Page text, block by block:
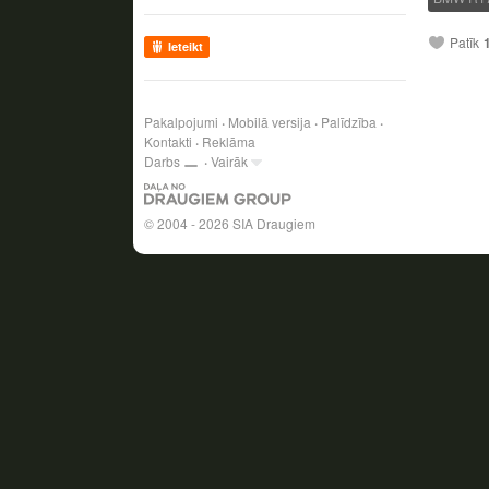
Ieteikt
Pakalpojumi Mobilā versija
Palīdzība
Kontakti
Reklāma
Darbs
Vairāk
© 2004 - 2026 SIA Draugiem
Patīk